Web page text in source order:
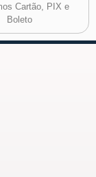
Cartão, PIX e
Boleto